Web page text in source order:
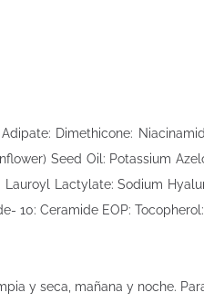
Dimethicone:
Seed Oil: Potassium
Lauroyl Lactylate: Sodium
10: Ceramide EOP:
y seca, mañana y noche.